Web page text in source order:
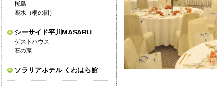
桜島
楽水（桐の間）
シーサイド平川MASARU
ゲストハウス
石の蔵
ソラリアホテル くわはら館